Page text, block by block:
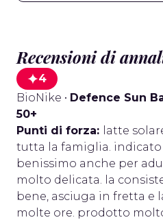
Recensioni di
4
BioNike • Defence Sun
50+
Punti di forza: latte
tutta la famiglia. indicato
benissimo anche per
molto delicata. la
bene, asciuga in fretta e
molte ore. prodotto